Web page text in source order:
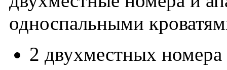
односпальными
2 двухместных номера